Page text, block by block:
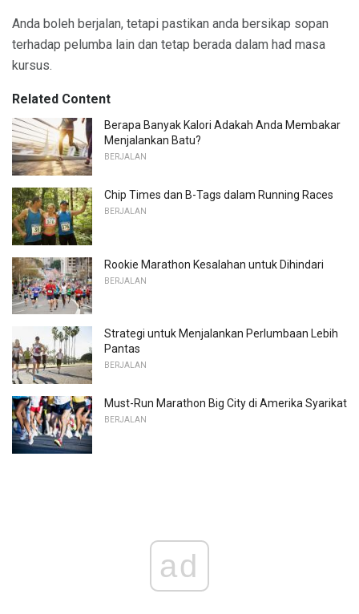
Anda boleh berjalan, tetapi pastikan anda bersikap sopan
terhadap pelumba lain dan tetap berada dalam had masa
kursus.
Related Content
Berapa Banyak Kalori Adakah Anda Membakar
Menjalankan Batu?
BERJALAN
Chip Times dan B-Tags dalam Running Races
BERJALAN
Rookie Marathon Kesalahan untuk Dihindari
BERJALAN
Strategi untuk Menjalankan Perlumbaan Lebih
Pantas
BERJALAN
Must-Run Marathon Big City di Amerika Syarikat
BERJALAN
ad